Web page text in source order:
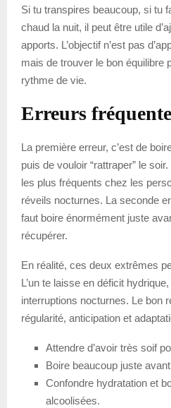
Si tu transpires beaucoup, si tu
chaud la nuit, il peut être utile
apports. L’objectif n’est pas
mais de trouver le bon équilibre
rythme de vie.
Erreurs
La première erreur, c’est de
puis de vouloir “rattraper” le
les plus fréquents chez les
réveils nocturnes. La seconde
faut boire énormément juste
récupérer.
En réalité, ces deux extrêmes
L’un te laisse en déficit
interruptions nocturnes. Le bon
régularité, anticipation et
Attendre d’avoir très soif
Boire beaucoup juste
Confondre hydratation et
alcoolisées.